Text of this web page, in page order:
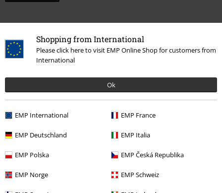
Shopping from International
Please click here to visit EMP Online Shop for customers from
International
Ok
EMP International EMP France
EMP Deutschland EMP Italia
EMP Polska EMP Česká Republika
EMP Norge EMP Schweiz